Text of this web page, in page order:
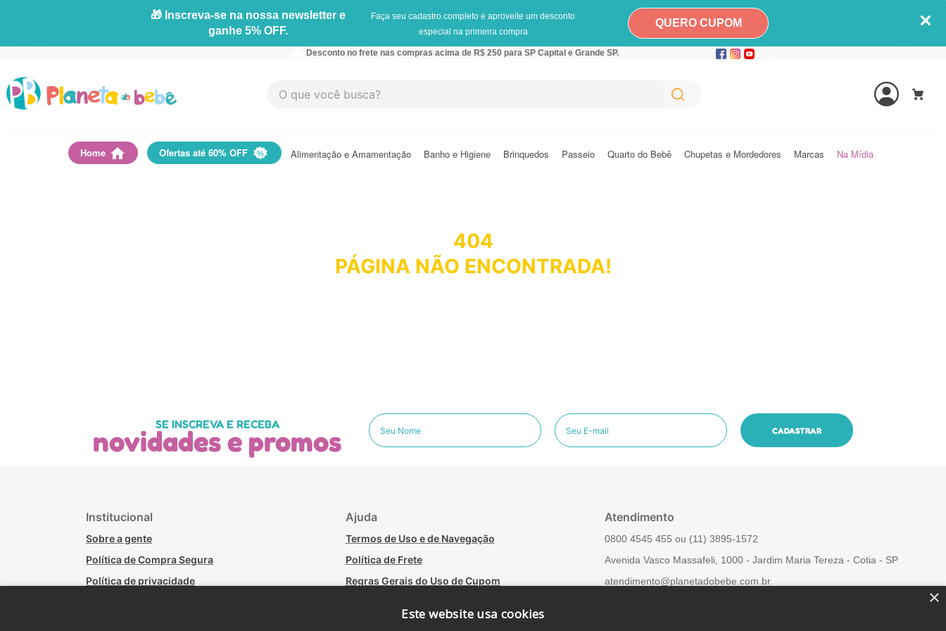
🎁 Inscreva-se na nossa newsletter e
ganhe 5% OFF.
Faça seu cadastro completo e aproveite um desconto
especial na primeira compra
QUERO CUPOM
Desconto no frete nas compras acima de R$ 250 para SP Capital e Grande SP.
O que você busca?
Home Ofertas até 60% OFF Alimentação e Amamentação Banho e Higiene Brinquedos Passeio Quarto do Bebê Chupetas e Mordedores Marcas Na Mídia
404
PÁGINA NÃO ENCONTRADA!
SE INSCREVA E RECEBA
novidades e promos
Institucional
Sobre a gente
Política de Compra Segura
Política de privacidade
Ajuda
Termos de Uso e de Navegação
Política de Frete
Regras Gerais do Uso de Cupom
Atendimento
0800 4545 455‬ ou (11) 3895-1572
Avenida Vasco Massafeli, 1000 - Jardim Maria Tereza - Cotia - SP
atendimento@planetadobebe.com.br
×
Este website usa cookies